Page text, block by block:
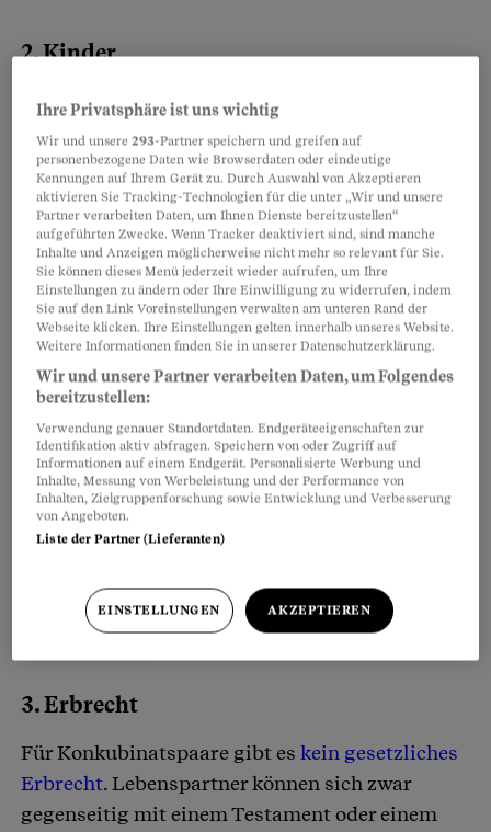
2. Kinder
Dasgemeinsame Sorgerecht
Konkubinatseltern nicht automatisch. Sie
müssen eine gemeinsame Erklärung beim
Zivilstandsamt oder bei der Kindes- und
Erwachsenenschutzbehörde (Kesb) abgeben.
Ohne gemeinsame Erklärung steht das
Sorgerecht allein der Mutter zu.
Partnerinhalte
3. Erbrecht
Für Konkubinatspaare gibt es kein gesetzliches
Erbrecht. Lebenspartner können sich zwar
gegenseitig mit einem Testament oder einem
Ihre Privatsphäre ist uns wichtig
Wir und unsere293-Partner speichern und greifen auf
personenbezogene Daten wie Browserdaten oder eindeutige
Kennungen auf Ihrem Gerät zu. Durch Auswahl von Akzeptieren
aktivieren Sie Tracking-Technologien für die unter „Wir und unsere
Partner verarbeiten Daten, um Ihnen Dienste bereitzustellen“
aufgeführten Zwecke. Wenn Tracker deaktiviert sind, sind manche
Inhalte und Anzeigen möglicherweise nicht mehr so relevant für Sie.
Sie können dieses Menü jederzeit wieder aufrufen, um Ihre
Einstellungen zu ändern oder Ihre Einwilligung zu widerrufen, indem
Sie auf den Link Voreinstellungen verwalten am unteren Rand der
Webseite klicken. Ihre Einstellungen gelten innerhalb unseres Website.
Weitere Informationen finden Sie in unserer Datenschutzerklärung.
Wir und unsere Partner verarbeiten Daten, um Folgendes
bereitzustellen:
Verwendung genauer Standortdaten. Endgeräteeigenschaften zur
Identifikation aktiv abfragen. Speichern von oder Zugriff auf
Informationen auf einem Endgerät. Personalisierte Werbung und
Inhalte, Messung von Werbeleistung und der Performance von
Inhalten, Zielgruppenforschung sowie Entwicklung und Verbesserung
von Angeboten.
Liste der Partner (Lieferanten)
EINSTELLUNGEN AKZEPTIEREN